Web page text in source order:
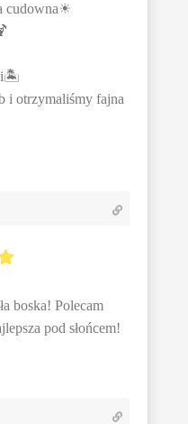
cudowna☀
i otrzymaliśmy fajna
boska! Polecam
pod słońcem!